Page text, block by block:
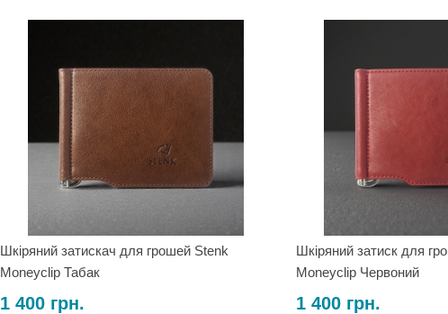
Шкіряний затискач для грошей Stenk
Moneyclip Табак
1 400 грн.
Шкіряний затиск для
Moneyclip Червоний
1 400 грн.